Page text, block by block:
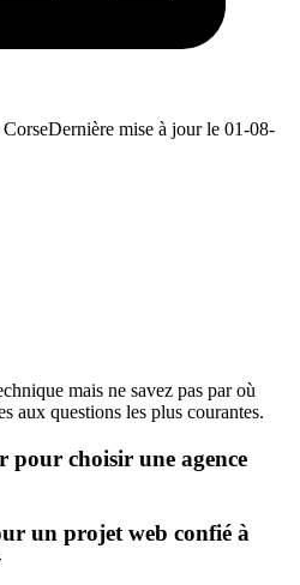
Dernière mise à jour le 01-08-
mais ne savez pas par où
aux questions les plus courantes.
pour choisir une agence
un projet web confié à